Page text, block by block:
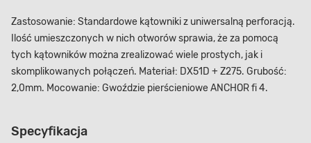
Zastosowanie: Standardowe kątowniki z uniwersalną perforacją.
Ilość umieszczonych w nich otworów sprawia, że za pomocą
tych kątowników można zrealizować wiele prostych, jak i
skomplikowanych połączeń. Materiał: DX51D + Z275. Grubość:
2,0mm. Mocowanie: Gwoździe pierścieniowe ANCHOR fi 4.
Specyfikacja